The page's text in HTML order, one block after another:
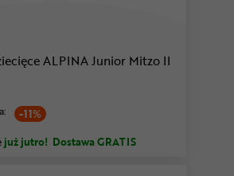
ALPINA Junior Mitzo II
-11%
już jutro! Dostawa GRATIS